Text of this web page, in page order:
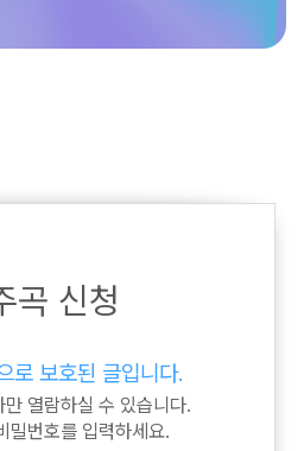
곡 신청
로 보호된 글입니다.
열람하실 수 있습니다.
밀번호를 입력하세요.